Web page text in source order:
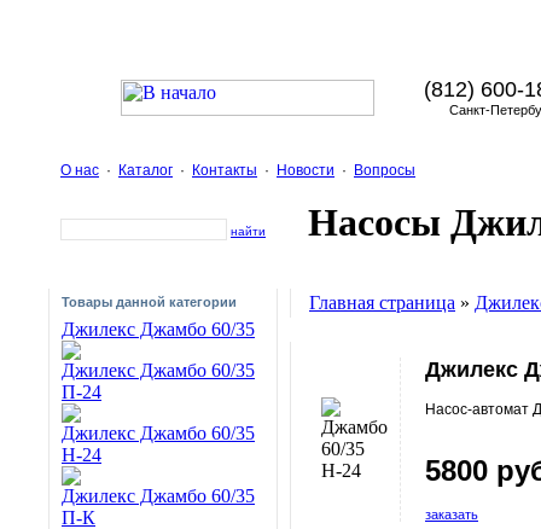
(812) 600-
Санкт-
О нас · Каталог · Контакты · Новости · Вопросы
найти Насосы
Товары данной категории
Джилекс Джамбо 60/35
Джилекс Джамбо 60/35
П-24
Джилекс Джамбо 60/35
Н-24
Джилекс Джамбо 60/35
П-К
Главная страница »
Джилекс
Насос-автомат
5800
заказать